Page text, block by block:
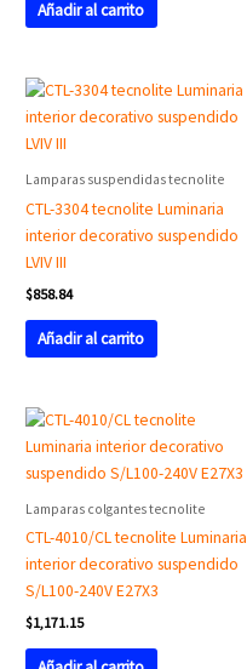
Añadir al carrito
Lamparas suspendidas tecnolite
CTL-3304 tecnolite Luminaria
interior decorativo suspendido
LVIV III
$858.84
Añadir al carrito
Lamparas colgantes tecnolite
CTL-4010/CL tecnolite Luminaria
interior decorativo suspendido
S/L100-240V E27X3
$1,171.15